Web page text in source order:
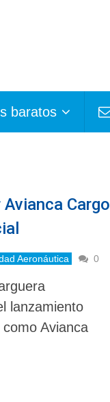
baratos
Cargo
Aeronáutica 0
lanzamiento
Avianca